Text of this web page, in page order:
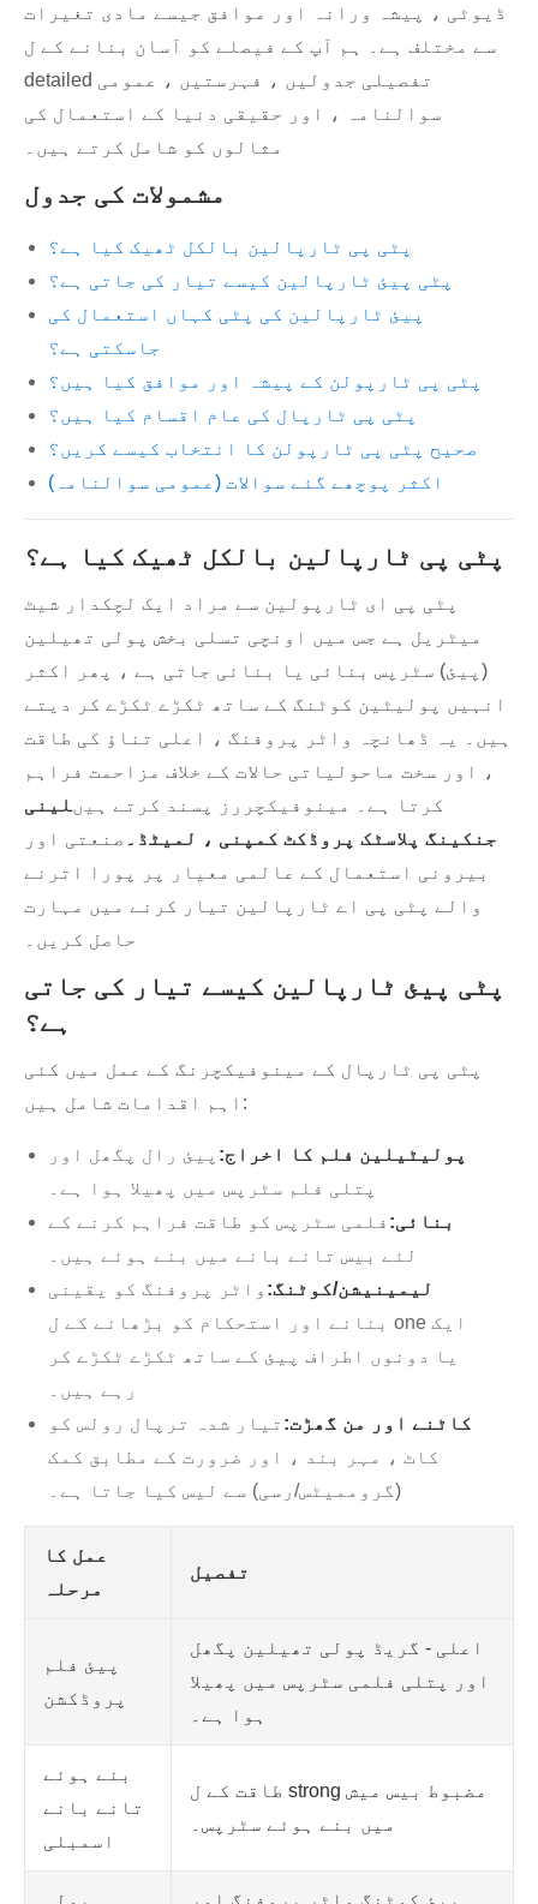
ڈیوٹی ، پیشہ ورانہ اور موافق جیسے مادی تغیرات
سے مختلف ہے۔ ہم آپ کے فیصلے کو آسان بنانے کے ل
detailed تفصیلی جدولیں ، فہرستیں ، عمومی
سوالنامہ ، اور حقیقی دنیا کے استعمال کی
مثالوں کو شامل کرتے ہیں۔
مشمولات کی جدول
پٹی پی ٹارپالین بالکل ٹھیک کیا ہے؟
پٹی پیئ ٹارپالین کیسے تیار کی جاتی ہے؟
پیئ ٹارپالین کی پٹی کہاں استعمال کی
جاسکتی ہے؟
پٹی پی ٹارپولن کے پیشہ اور موافق کیا ہیں؟
پٹی پی ٹارپال کی عام اقسام کیا ہیں؟
صحیح پٹی پی ٹارپولن کا انتخاب کیسے کریں؟
اکثر پوچھے گئے سوالات (عمومی سوالنامہ)
پٹی پی ٹارپالین بالکل ٹھیک کیا ہے؟
پٹی پی ای ٹارپولین سے مراد ایک لچکدار شیٹ
میٹریل ہے جس میں اونچی تسلی بخش پولی تھیلین
(پیئ) سٹرپس بنائی یا بنائی جاتی ہے ، پھر اکثر
انہیں پولیٹین کوٹنگ کے ساتھ ٹکڑے ٹکڑے کر دیتے
ہیں۔ یہ ڈھانچہ واٹر پروفنگ ، اعلی تناؤ کی طاقت
، اور سخت ماحولیاتی حالات کے خلاف مزاحمت فراہم
کرتا ہے۔ مینوفیکچررز پسند کرتے ہیںلینی
جنکینگ پلاسٹک پروڈکٹ کمپنی ، لمیٹڈ۔ صنعتی اور
بیرونی استعمال کے عالمی معیار پر پورا اترنے
والے پٹی پی اے ٹارپالین تیار کرنے میں مہارت
حاصل کریں۔
پٹی پیئ ٹارپالین کیسے تیار کی جاتی
ہے؟
پٹی پی ٹارپال کے مینوفیکچرنگ کے عمل میں کئی
اہم اقدامات شامل ہیں:
پولیٹیلین فلم کا اخراج: پیئ رال پگھل اور
پتلی فلم سٹرپس میں پھیلا ہوا ہے۔
بنائی: فلمی سٹرپس کو طاقت فراہم کرنے کے
لئے بیس تانے بانے میں بنے ہوئے ہیں۔
لیمینیشن/کوٹنگ: واٹر پروفنگ کو یقینی
بنانے اور استحکام کو بڑھانے کے ل one ایک
یا دونوں اطراف پیئ کے ساتھ ٹکڑے ٹکڑے کر
رہے ہیں۔
کاٹنے اور من گھڑت: تیار شدہ ترپال رولس کو
کاٹ ، مہر بند ، اور ضرورت کے مطابق کمک
(گروممیٹس/رسی) سے لیس کیا جاتا ہے۔
عمل کا
مرحلہ
تفصیل
پیئ فلم
پروڈکشن
اعلی - گریڈ پولی تھیلین پگھل
اور پتلی فلمی سٹرپس میں پھیلا
ہوا ہے۔
بنے ہوئے
تانے بانے
اسمبلی
طاقت کے ل strong مضبوط بیس میش
میں بنے ہوئے سٹرپس۔
پولی پیئ کوٹنگ واٹر پروفنگ اور